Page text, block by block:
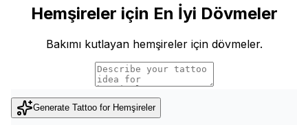
Hemşireler için En İyi Dövmeler
Bakımı kutlayan hemşireler için dövmeler.
Generate Tattoo for Hemşireler